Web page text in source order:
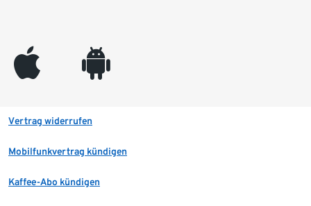
appleinc android
Vertrag widerrufen
Mobilfunkvertrag kündigen
Kaffee-Abo kündigen